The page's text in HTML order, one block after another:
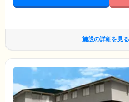
施設の詳細を見る